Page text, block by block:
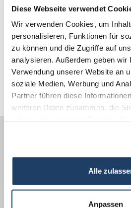
Diese Webseite verwendet
Wir verwenden Cookies, um
personalisieren, Funktionen für
zu können und die Zugriffe auf
analysieren. Außerdem geben wir
Verwendung unserer Website an
soziale Medien, Werbung und
Partner führen diese
weiteren Daten zusammen, die
Alle
Anpassen
Links
3D - Rundgang
Homepage
Energieausweis